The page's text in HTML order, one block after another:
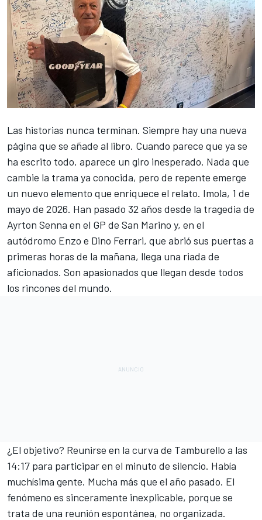
Las historias nunca terminan. Siempre hay una nueva
página que se añade al libro. Cuando parece que ya se
ha escrito todo, aparece un giro inesperado. Nada que
cambie la trama ya conocida, pero de repente emerge
un nuevo elemento que enriquece el relato. Imola, 1 de
mayo de 2026. Han pasado 32 años desde la tragedia de
Ayrton Senna en el GP de San Marino y, en el
autódromo Enzo e Dino Ferrari, que abrió sus puertas a
primeras horas de la mañana, llega una riada de
aficionados. Son apasionados que llegan desde todos
los rincones del mundo.
¿El objetivo? Reunirse en la curva de Tamburello a las
14:17 para participar en el minuto de silencio. Había
muchísima gente. Mucha más que el año pasado. El
fenómeno es sinceramente inexplicable, porque se
trata de una reunión espontánea, no organizada.